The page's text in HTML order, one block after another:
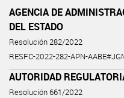
AGENCIA DE
DEL ESTADO
Resolución 282/2022
RESFC-2022-282-APN-
AUTORIDAD
Resolución 661/2022